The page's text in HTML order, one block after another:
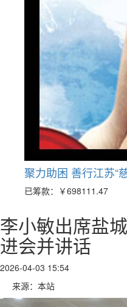
聚力助困 善行江苏“
已筹款： ￥698111.47
李小敏出席盐
进会并讲话
2026-04-03 15:54
来源：本站